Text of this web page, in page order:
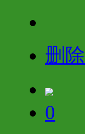
删除
0